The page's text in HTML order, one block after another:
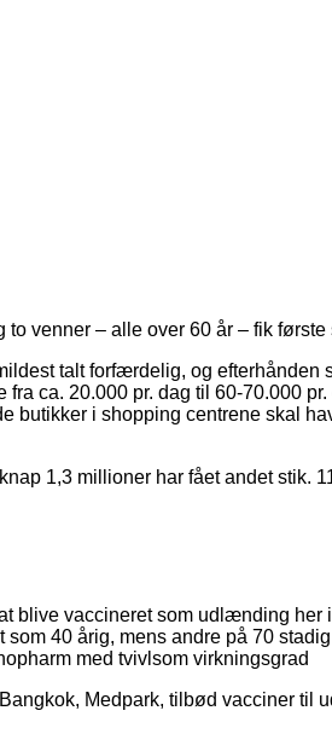
venner – alle over 60 år – fik
talt forfærdelig, og efterhånden
ca. 20.000 pr. dag til 60-70.000
butikker i shopping centrene skal
1,3 millioner har fået andet stik.
vaccineret som udlænding her
40 årig, mens andre på 70
med tvivlsom virkningsgrad
Medpark, tilbød vacciner